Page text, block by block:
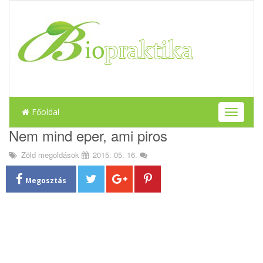
Főoldal
T
o
Nem mind eper, ami piros
Zöld megoldások 2015. 05. 16.
Megosztás